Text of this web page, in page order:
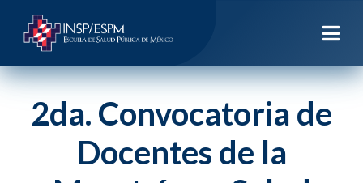
2da. Convocatoria de
Docentes de la